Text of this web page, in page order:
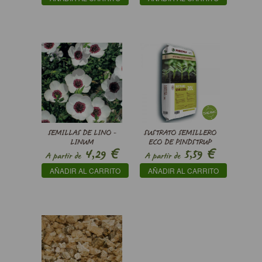
SEMILLAS DE LINO -
LINUM
GRANDIFLORUM
BRIGHT EYES
A partir de4,29 €
AÑADIR AL CARRITO
SUSTRATO SEMILLERO
ECO DE PINDSTRUP
A partir de5,59 €
AÑADIR AL CARRITO